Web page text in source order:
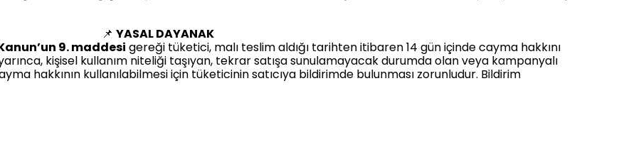
📌 YASAL DAYANAK
9. maddesi gereği tüketici, malı teslim aldığı tarihten itibaren 14 gün içinde cayma hakkını
kişisel kullanım niteliği taşıyan, tekrar satışa sunulamayacak durumda olan veya kampanyalı
hakkının kullanılabilmesi için tüketicinin satıcıya bildirimde bulunması zorunludur. Bildirim